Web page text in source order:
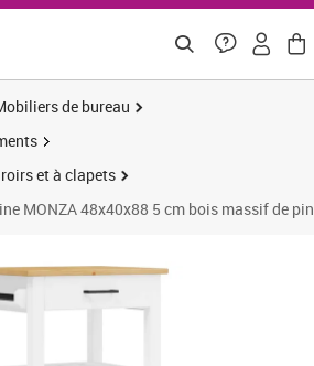
de bureau
et à clapets
MONZA 48x40x88 5 cm bois massif de pin